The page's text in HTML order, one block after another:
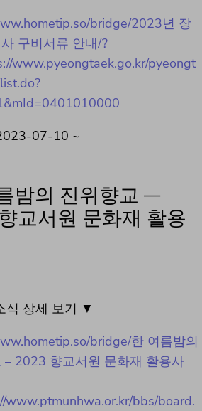
bridge/2023년 장
구비서류 안내/?
www.pyeongtaek.go.kr/pyeongt
07-10 ~
밤의 진위향교 –
교서원 문화재 활용
식 상세 보기 ▼
bridge/한 여름밤의
– 2023 향교서원 문화재 활용사
www.ptmunhwa.or.kr/bbs/board.